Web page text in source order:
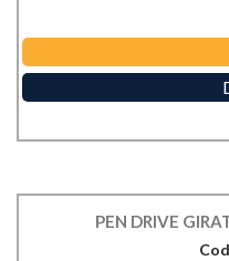
PEN DRIVE